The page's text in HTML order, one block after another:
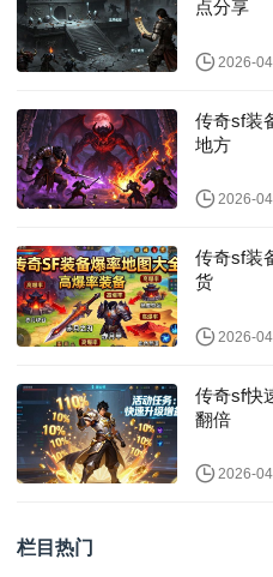
点分享
2026-
传奇sf装
地方
2026-
传奇sf装
货
2026-
传奇sf快
翻倍
2026-
栏目热门